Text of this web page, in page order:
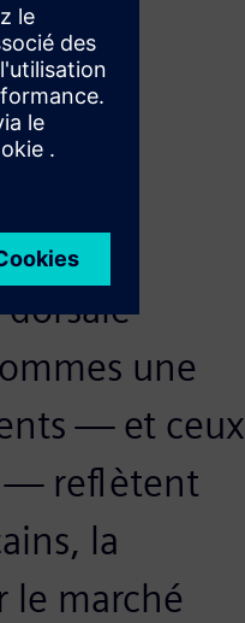
une
— et ceux
— reflètent
la
le marché